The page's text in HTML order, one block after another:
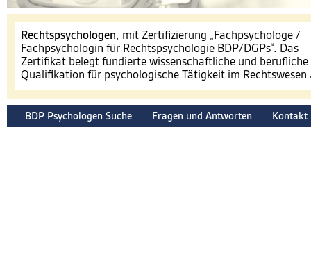
​Rechtspsychologen, mit Zertifizierung „Fachpsychologe /
Fachpsychologin für Rechtspsychologie BDP/DGPs“. Das
Zertifikat belegt fundierte wissenschaftliche und berufliche
Qualifikation für psychologische Tätigkeit im Rechtswesen
BDP Psychologen Suche Fragen und Antworten Kontakt